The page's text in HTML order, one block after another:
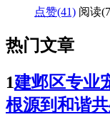
点赞(41) 阅读
热门文章
1建邺区专业
根源到和谐